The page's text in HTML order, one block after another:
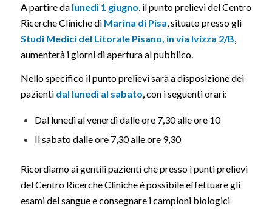
A partire da lunedì 1 giugno , il punto prelievi del Centro
Ricerche Cliniche di Marina di Pisa , situato presso gli
Studi Medici del Litorale Pisano, in via Ivizza 2/B
aumenterà i giorni di apertura al pubblico.
Nello specifico il punto prelievi sarà a disposizione dei
pazienti dal lunedì al sabato, con i seguenti orari:
Dal lunedì al venerdì dalle ore 7,30 alle ore 10
Il sabato dalle ore 7,30 alle ore 9,30
Ricordiamo ai gentili pazienti che presso i punti prelievi
del Centro Ricerche Cliniche è possibile effettuare gli
esami del sangue e consegnare i campioni biologici